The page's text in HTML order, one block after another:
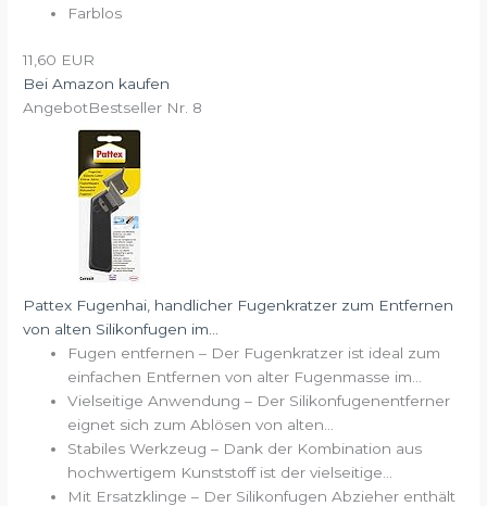
Farblos
11,60 EUR
Bei Amazon kaufen
AngebotBestseller Nr. 8
Pattex Fugenhai, handlicher Fugenkratzer zum Entfernen
von alten Silikonfugen im...
Fugen entfernen – Der Fugenkratzer ist ideal zum
einfachen Entfernen von alter Fugenmasse im...
Vielseitige Anwendung – Der Silikonfugenentferner
eignet sich zum Ablösen von alten...
Stabiles Werkzeug – Dank der Kombination aus
hochwertigem Kunststoff ist der vielseitige...
Mit Ersatzklinge – Der Silikonfugen Abzieher enthält